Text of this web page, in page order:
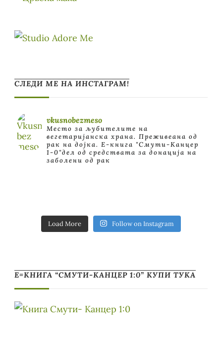
СЛЕДИ МЕ НА ИНСТАГРАМ!
vkusnobezmeso
Место за љубителите на
вегетаријанска храна. Преживеана од
рак на дојка. E-книга "Смути-Канцер
1-0"дел од средствата за донација на
заболени од рак
Load More Follow on Instagram
Е=КНИГА “СМУТИ-КАНЦЕР 1:0” КУПИ ТУКА